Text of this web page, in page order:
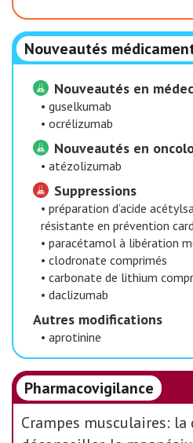
Nouveautés
Nouveautés en
• guselkumab
• ocrélizumab
Nouveautés en
• atézolizumab
Suppressions
• préparation d’acide
résistante en prévention
• paracétamol à libération
• clodronate comprimés
• carbonate de lithium
• daclizumab
Autres modifications
• aprotinine
Pharmacovigilance
Crampes musculaires: